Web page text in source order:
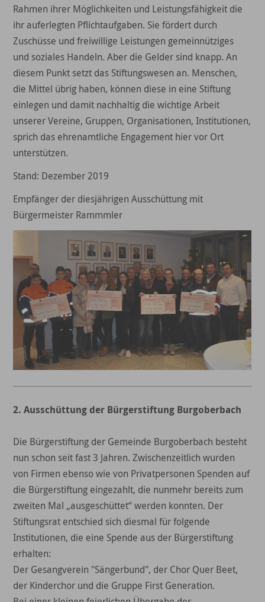
Rahmen ihrer Möglichkeiten und Leistungsfähigkeit die
ihr auferlegten Pflichtaufgaben. Sie fördert durch
Zuschüsse und freiwillige Leistungen gemeinnütziges
und soziales Handeln. Aber die Gelder sind knapp. An
diesem Punkt setzt das Stiftungswesen an. Menschen,
die Mittel übrig haben, können diese in eine Stiftung
einlegen und damit nachhaltig die wichtige Arbeit
unserer Vereine, Gruppen, Organisationen, Institutionen,
sprich das ehrenamtliche Engagement hier vor Ort
unterstützen.
Stand: Dezember 2019
Empfänger der diesjährigen Ausschüttung mit
Bürgermeister Rammmler
2. Ausschüttung der Bürgerstiftung Burgoberbach
Die Bürgerstiftung der Gemeinde Burgoberbach besteht
nun schon seit fast 3 Jahren. Zwischenzeitlich wurden
von Firmen ebenso wie von Privatpersonen Spenden auf
die Bürgerstiftung eingezahlt, die nunmehr bereits zum
zweiten Mal „ausgeschüttet“ werden konnten. Der
Stiftungsrat entschied sich diesmal für folgende
Institutionen, die eine Spende aus der Bürgerstiftung
erhalten:
Der Gesangverein "Sängerbund", der Chor Quer Beet,
der Kinderchor und die Gruppe First Generation.